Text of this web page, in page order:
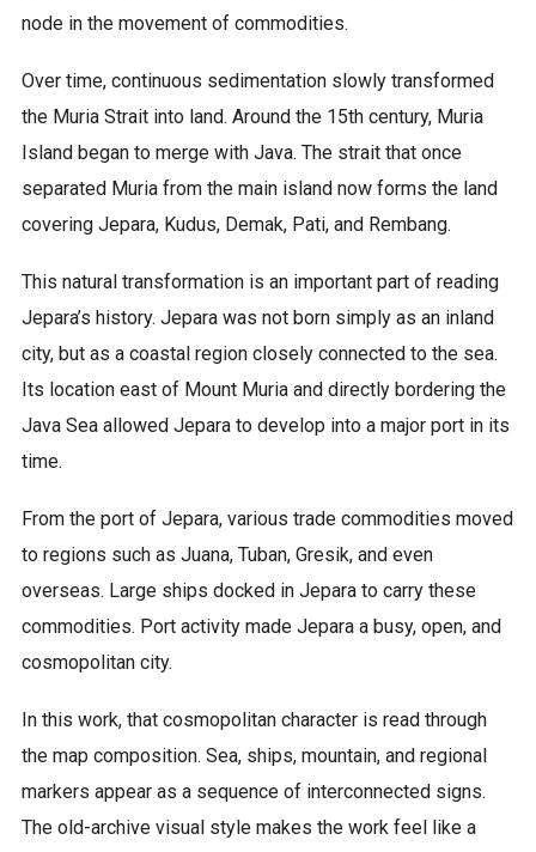
node in the movement of commodities.
Over time, continuous sedimentation slowly transformed
the Muria Strait into land. Around the 15th century, Muria
Island began to merge with Java. The strait that once
separated Muria from the main island now forms the land
covering Jepara, Kudus, Demak, Pati, and Rembang.
This natural transformation is an important part of reading
Jepara’s history. Jepara was not born simply as an inland
city, but as a coastal region closely connected to the sea.
Its location east of Mount Muria and directly bordering the
Java Sea allowed Jepara to develop into a major port in its
time.
From the port of Jepara, various trade commodities moved
to regions such as Juana, Tuban, Gresik, and even
overseas. Large ships docked in Jepara to carry these
commodities. Port activity made Jepara a busy, open, and
cosmopolitan city.
In this work, that cosmopolitan character is read through
the map composition. Sea, ships, mountain, and regional
markers appear as a sequence of interconnected signs.
The old-archive visual style makes the work feel like a